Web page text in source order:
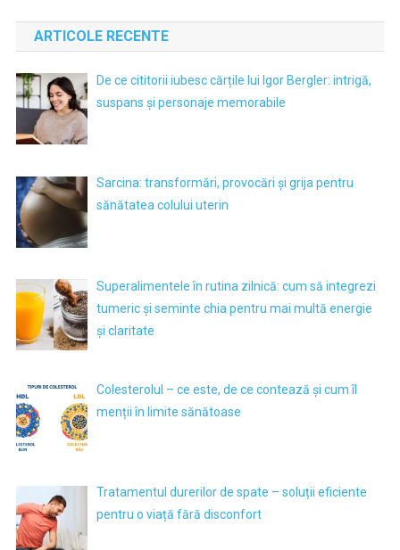
ARTICOLE RECENTE
De ce cititorii iubesc cărțile lui Igor Bergler: intrigă,
suspans și personaje memorabile
Sarcina: transformări, provocări și grija pentru
sănătatea colului uterin
Superalimentele în rutina zilnică: cum să integrezi
tumeric și seminte chia pentru mai multă energie
și claritate
Colesterolul – ce este, de ce contează și cum îl
menții în limite sănătoase
Tratamentul durerilor de spate – soluții eficiente
pentru o viață fără disconfort